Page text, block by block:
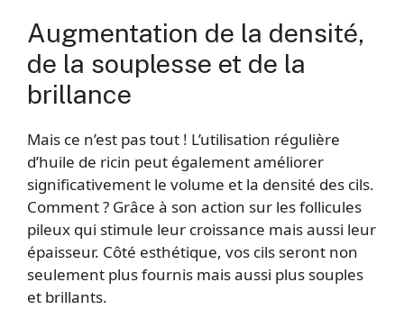
Augmentation de la densité,
de la souplesse et de la
brillance
Mais ce n’est pas tout ! L’utilisation régulière
d’huile de ricin peut également améliorer
significativement le volume et la densité des cils.
Comment ? Grâce à son action sur les follicules
pileux qui stimule leur croissance mais aussi leur
épaisseur. Côté esthétique, vos cils seront non
seulement plus fournis mais aussi plus souples
et brillants.